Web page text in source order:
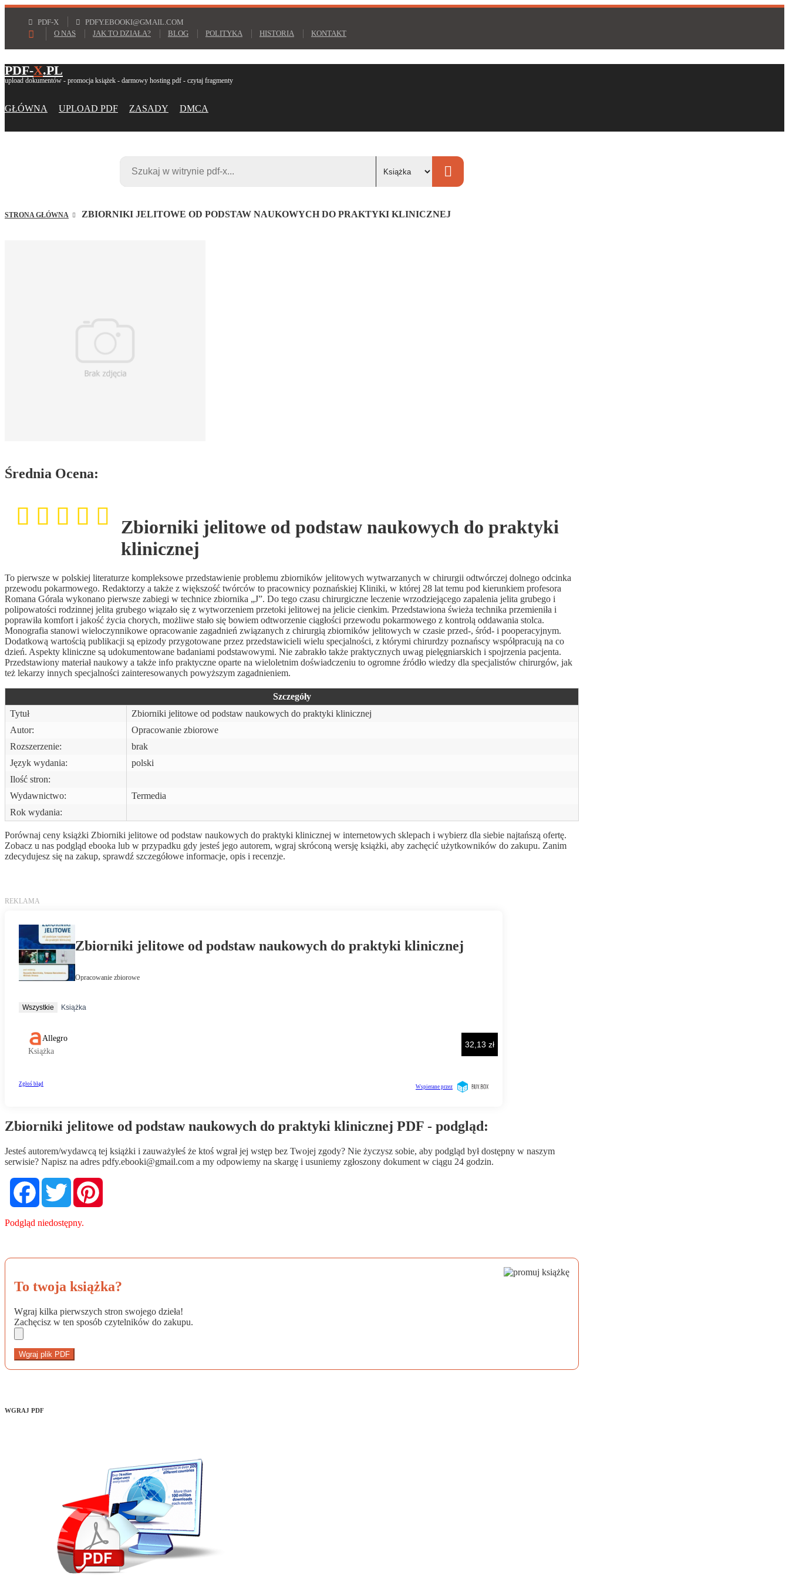
PDF-X
PDFY.EBOOKI@GMAIL.COM
O NAS
JAK TO DZIAŁA? BLOG POLITYKA HISTORIA KONTAKT
PDF-X.PL
upload dokumentów - promocja książek - darmowy hosting pdf - czytaj fragmenty
GŁÓWNA UPLOAD PDF ZASADY DMCA
STRONA GŁÓWNA ZBIORNIKI JELITOWE OD PODSTAW NAUKOWYCH DO PRAKTYKI KLINICZNEJ
Średnia Ocena:
Zbiorniki jelitowe od podstaw naukowych do praktyki
klinicznej
To pierwsze w polskiej literaturze kompleksowe przedstawienie problemu zbiorników jelitowych wytwarzanych w chirurgii odtwórczej dolnego odcinka
przewodu pokarmowego. Redaktorzy a także z większość twórców to pracownicy poznańskiej Kliniki, w której 28 lat temu pod kierunkiem profesora
Romana Górala wykonano pierwsze zabiegi w technice zbiornika „J”. Do tego czasu chirurgiczne leczenie wrzodziejącego zapalenia jelita grubego i
polipowatości rodzinnej jelita grubego wiązało się z wytworzeniem przetoki jelitowej na jelicie cienkim. Przedstawiona świeża technika przemieniła i
poprawiła komfort i jakość życia chorych, możliwe stało się bowiem odtworzenie ciągłości przewodu pokarmowego z kontrolą oddawania stolca.
Monografia stanowi wieloczynnikowe opracowanie zagadnień związanych z chirurgią zbiorników jelitowych w czasie przed-, śród- i pooperacyjnym.
Dodatkową wartością publikacji są epizody przygotowane przez przedstawicieli wielu specjalności, z którymi chirurdzy poznańscy współpracują na co
dzień. Aspekty kliniczne są udokumentowane badaniami podstawowymi. Nie zabrakło także praktycznych uwag pielęgniarskich i spojrzenia pacjenta.
Przedstawiony materiał naukowy a także info praktyczne oparte na wieloletnim doświadczeniu to ogromne źródło wiedzy dla specjalistów chirurgów, jak
też lekarzy innych specjalności zainteresowanych powyższym zagadnieniem.
Szczegóły
Tytuł
Zbiorniki jelitowe od podstaw naukowych do praktyki klinicznej
Autor:
Opracowanie zbiorowe
Rozszerzenie:
brak
Język wydania:
polski
Ilość stron:
Wydawnictwo:
Termedia
Rok wydania:
Porównaj ceny książki Zbiorniki jelitowe od podstaw naukowych do praktyki klinicznej w internetowych sklepach i wybierz dla siebie najtańszą ofertę.
Zobacz u nas podgląd ebooka lub w przypadku gdy jesteś jego autorem, wgraj skróconą wersję książki, aby zachęcić użytkowników do zakupu. Zanim
zdecydujesz się na zakup, sprawdź szczegółowe informacje, opis i recenzje.
Zbiorniki jelitowe od podstaw naukowych do praktyki klinicznej PDF - podgląd:
Jesteś autorem/wydawcą tej książki i zauważyłeś że ktoś wgrał jej wstęp bez Twojej zgody? Nie życzysz sobie, aby podgląd był dostępny w naszym
serwisie? Napisz na adres pdfy.ebooki@gmail.com a my odpowiemy na skargę i usuniemy zgłoszony dokument w ciągu 24 godzin.
FacebookTwitter
Podgląd niedostępny.
To twoja książka?
Wgraj kilka pierwszych stron swojego dzieła!
Zachęcisz w ten sposób czytelników do zakupu.
Wgraj plik PDF
WGRAJ PDF